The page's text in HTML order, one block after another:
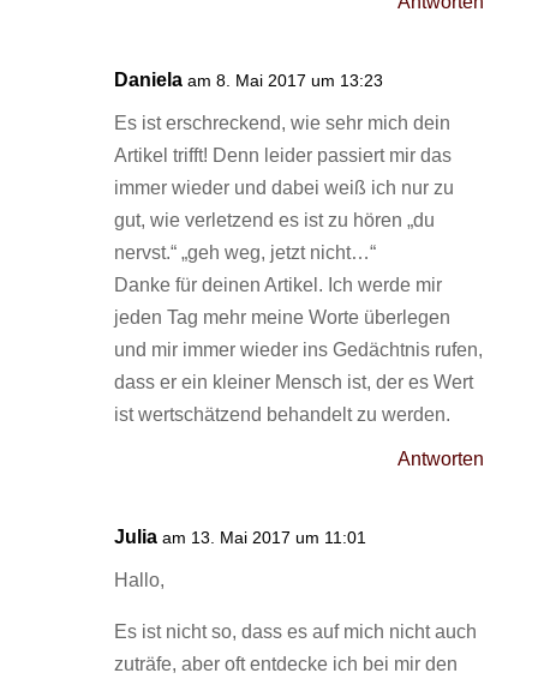
Daniela am 8. Mai 2017 um 13:23
Es ist erschreckend, wie sehr mich dein
Artikel trifft! Denn leider passiert mir das
immer wieder und dabei weiß ich nur zu
gut, wie verletzend es ist zu hören „du
nervst.“ „geh weg, jetzt nicht…“
Danke für deinen Artikel. Ich werde mir
jeden Tag mehr meine Worte überlegen
und mir immer wieder ins Gedächtnis rufen,
dass er ein kleiner Mensch ist, der es Wert
ist wertschätzend behandelt zu werden.
Antworten
Julia am 13. Mai 2017 um 11:01
Hallo,
Es ist nicht so, dass es auf mich nicht auch
zuträfe, aber oft entdecke ich bei mir den